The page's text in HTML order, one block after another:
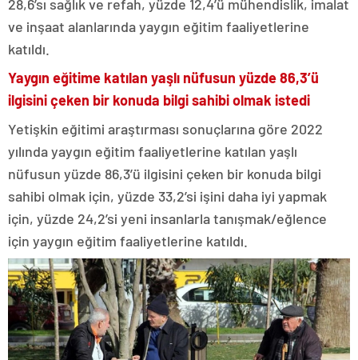
28,6’sı sağlık ve refah, yüzde 12,4’ü mühendislik, imalat
ve inşaat alanlarında yaygın eğitim faaliyetlerine
katıldı.
Yaygın eğitime katılan yaşlı nüfusun yüzde 86,3’ü
ilgisini çeken bir konuda bilgi sahibi olmak istedi
Yetişkin eğitimi araştırması sonuçlarına göre 2022
yılında yaygın eğitim faaliyetlerine katılan yaşlı
nüfusun yüzde 86,3’ü ilgisini çeken bir konuda bilgi
sahibi olmak için, yüzde 33,2’si işini daha iyi yapmak
için, yüzde 24,2’si yeni insanlarla tanışmak/eğlence
için yaygın eğitim faaliyetlerine katıldı.